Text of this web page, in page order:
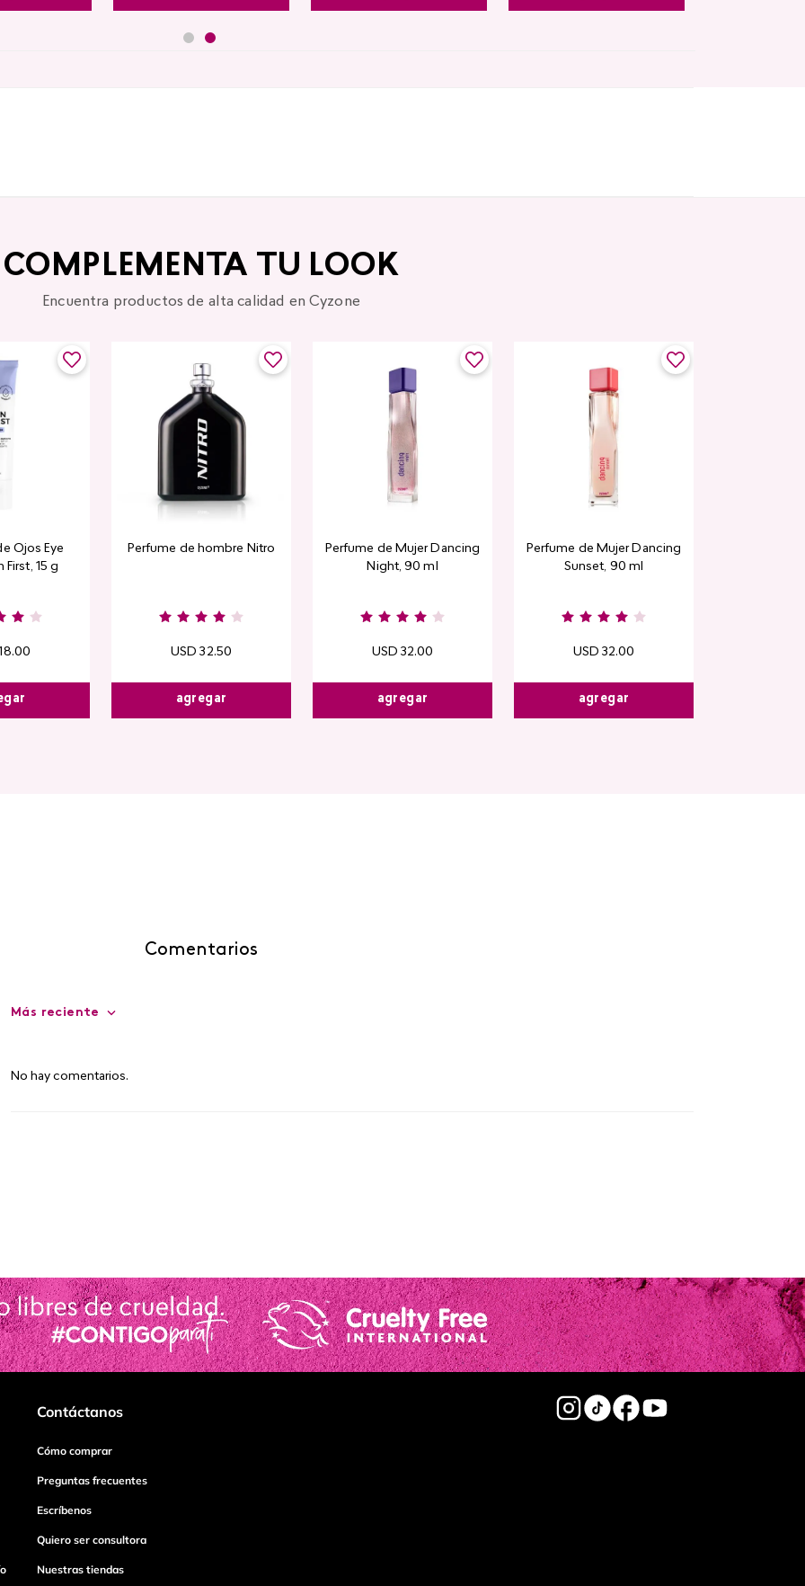
COMPLEMENTA TU LOOK
Encuentra productos de alta calidad en Cyzone
Ojos Eye
First, 15 g
.00
Perfume de hombre Nitro
USD 32.50
agregar
Perfume de Mujer Dancing
Night, 90 ml
USD 32.00
agregar
Perfume de Mujer Dancing
Sunset, 90 ml
USD 32.00
agregar
Comentarios
Más reciente
No hay comentarios.
Contáctanos
Cómo comprar
Preguntas frecuentes
Escríbenos
Quiero ser consultora
Nuestras tiendas